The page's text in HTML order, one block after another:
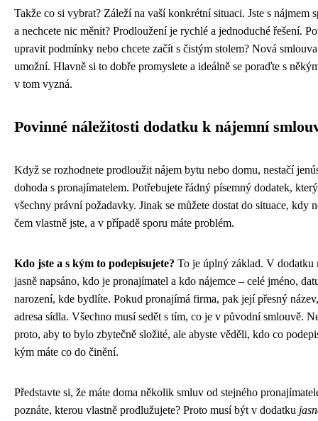
Takže co si vybrat? Záleží na vaší konkrétní situaci. Jste s nájmem
a nechcete nic měnit? Prodloužení je rychlé a jednoduché řešení.
upravit podmínky nebo chcete začít s čistým stolem? Nová
umožní. Hlavně si to dobře promyslete a ideálně se poraďte s
v tom vyzná.
Povinné náležitosti dodatku k nájemní
Když se rozhodnete prodloužit nájem bytu nebo domu, nestačí
dohoda s pronajímatelem. Potřebujete řádný písemný dodatek,
všechny právní požadavky. Jinak se můžete dostat do situace, kdy
čem vlastně jste, a v případě sporu máte problém.
Kdo jste a s kým to podepisujete? To je úplný základ. V dodatku
jasně napsáno, kdo je pronajímatel a kdo nájemce – celé jméno,
narození, kde bydlíte. Pokud pronajímá firma, pak její přesný
adresa sídla. Všechno musí sedět s tím, co je v původní smlouvě.
proto, aby to bylo zbytečně složité, ale abyste věděli, kdo co
kým máte co do činění.
Představte si, že máte doma několik smluv od stejného
poznáte, kterou vlastně prodlužujete? Proto musí být v dodatku